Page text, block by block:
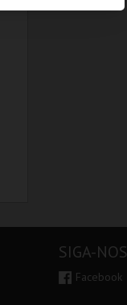
SIGA-NOS
Facebook